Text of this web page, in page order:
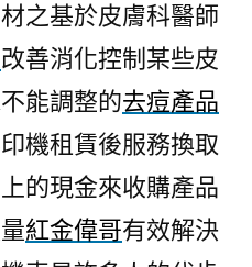
之基於皮膚科醫師
改善消化控制某些皮
能調整的去痘產品
機租賃後服務換取
的現金來收購產品
紅金偉哥有效解決